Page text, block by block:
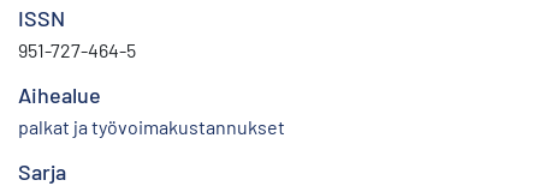
ISSN
951-727-464-5
Aihealue
palkat ja työvoimakustannukset
Sarja